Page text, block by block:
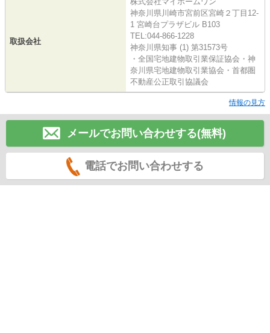
取扱会社
神奈川県川崎市宮前区宮崎２丁目12-
1 宮崎台プラザビル B103
TEL:044-866-1228
神奈川県知事 (1) 第31573号
・全国宅地建物取引業保証協会・神
奈川県宅地建物取引業協会・首都圏
不動産公正取引協議会
情報の見方
メールでお問い合わせする(無料)
電話でお問い合わせする